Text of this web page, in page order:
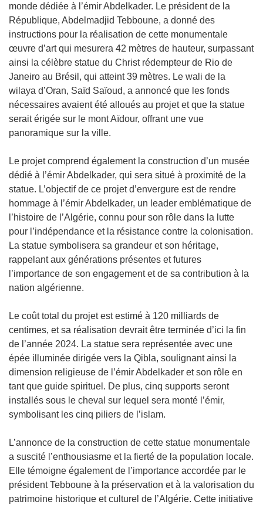
monde dédiée à l’émir Abdelkader. Le président de la
République, Abdelmadjid Tebboune, a donné des
instructions pour la réalisation de cette monumentale
œuvre d’art qui mesurera 42 mètres de hauteur, surpassant
ainsi la célèbre statue du Christ rédempteur de Rio de
Janeiro au Brésil, qui atteint 39 mètres. Le wali de la
wilaya d’Oran, Saïd Saïoud, a annoncé que les fonds
nécessaires avaient été alloués au projet et que la statue
serait érigée sur le mont Aïdour, offrant une vue
panoramique sur la ville.
Le projet comprend également la construction d’un musée
dédié à l’émir Abdelkader, qui sera situé à proximité de la
statue. L’objectif de ce projet d’envergure est de rendre
hommage à l’émir Abdelkader, un leader emblématique de
l’histoire de l’Algérie, connu pour son rôle dans la lutte
pour l’indépendance et la résistance contre la colonisation.
La statue symbolisera sa grandeur et son héritage,
rappelant aux générations présentes et futures
l’importance de son engagement et de sa contribution à la
nation algérienne.
Le coût total du projet est estimé à 120 milliards de
centimes, et sa réalisation devrait être terminée d’ici la fin
de l’année 2024. La statue sera représentée avec une
épée illuminée dirigée vers la Qibla, soulignant ainsi la
dimension religieuse de l’émir Abdelkader et son rôle en
tant que guide spirituel. De plus, cinq supports seront
installés sous le cheval sur lequel sera monté l’émir,
symbolisant les cinq piliers de l’islam.
L’annonce de la construction de cette statue monumentale
a suscité l’enthousiasme et la fierté de la population locale.
Elle témoigne également de l’importance accordée par le
président Tebboune à la préservation et à la valorisation du
patrimoine historique et culturel de l’Algérie. Cette initiative